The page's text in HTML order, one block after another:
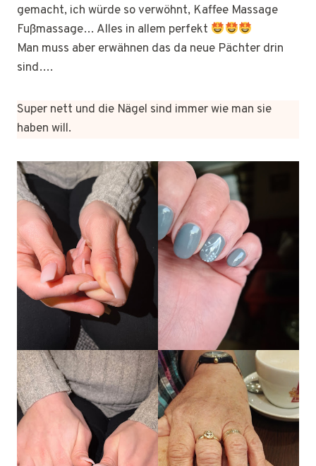
gemacht, ich würde so verwöhnt, Kaffee Massage
Fußmassage… Alles in allem perfekt
Man muss aber erwähnen das da neue Pächter drin
sind….
Super nett und die Nägel sind immer wie man sie
haben will.